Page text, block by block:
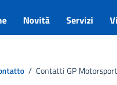
Novità Servizi
/ Contatti GP Motorsport